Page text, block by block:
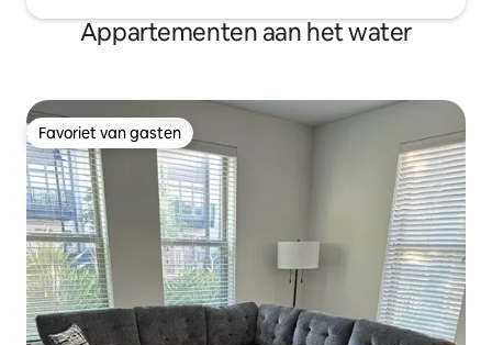
Appartementen aan het water
Favoriet van gasten
Favoriet van gasten